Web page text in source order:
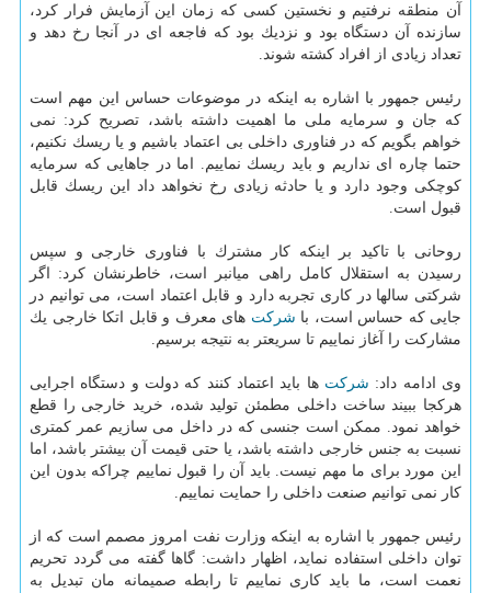
آن منطقه نرفتیم و نخستین كسی كه زمان این آزمایش فرار كرد،
سازنده آن دستگاه بود و نزدیك بود كه فاجعه ای در آنجا رخ دهد و
تعداد زیادی از افراد كشته شوند.
رئیس جمهور با اشاره به اینكه در موضوعات حساس این مهم است
كه جان و سرمایه ملی ما اهمیت داشته باشد، تصریح كرد: نمی
خواهم بگویم كه در فناوری داخلی بی اعتماد باشیم و یا ریسك نكنیم،
حتما چاره ای نداریم و باید ریسك نماییم. اما در جاهایی كه سرمایه
كوچكی وجود دارد و یا حادثه زیادی رخ نخواهد داد این ریسك قابل
قبول است.
روحانی با تاكید بر اینكه كار مشترك با فناوری خارجی و سپس
رسیدن به استقلال كامل راهی میانبر است، خاطرنشان كرد: اگر
شركتی سالها در كاری تجربه دارد و قابل اعتماد است، می توانیم در
جایی كه حساس است، با شركت های معرف و قابل اتكا خارجی یك
مشاركت را آغاز نماییم تا سریعتر به نتیجه برسیم.
وی ادامه داد: شركت ها باید اعتماد كنند كه دولت و دستگاه اجرایی
هركجا ببیند ساخت داخلی مطمئن تولید شده، خرید خارجی را قطع
خواهد نمود. ممكن است جنسی كه در داخل می سازیم عمر كمتری
نسبت به جنس خارجی داشته باشد، یا حتی قیمت آن بیشتر باشد، اما
این مورد برای ما مهم نیست. باید آن را قبول نماییم چراكه بدون این
كار نمی توانیم صنعت داخلی را حمایت نماییم.
رئیس جمهور با اشاره به اینكه وزارت نفت امروز مصمم است كه از
توان داخلی استفاده نماید، اظهار داشت: گاها گفته می گردد تحریم
نعمت است، ما باید كاری نماییم تا رابطه صمیمانه مان تبدیل به